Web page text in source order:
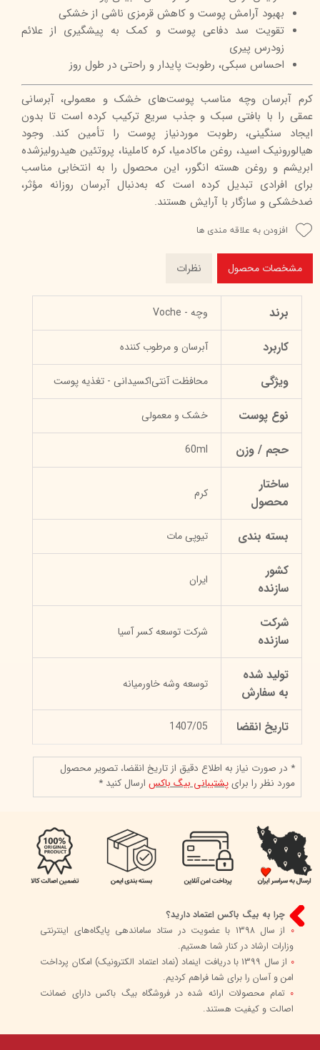
بهبود آرامش پوست و کاهش قرمزی ناشی از خشکی
تقویت سد دفاعی پوست و کمک به پیشگیری از علائم
زودرس پیری
احساس سبکی، رطوبت پایدار و راحتی در طول روز
کرم آبرسان وچه مناسب پوست‌های خشک و معمولی، آبرسانی
عمقی را با بافتی سبک و جذب سریع ترکیب کرده است تا بدون
ایجاد سنگینی، رطوبت موردنیاز پوست را تأمین کند. وجود
هیالورونیک اسید، روغن ماکادمیا، کره کاملینا، پروتئین هیدرولیز‌شده
ابریشم و روغن هسته انگور، این محصول را به انتخابی مناسب
برای افرادی تبدیل کرده است که به‌دنبال آبرسان روزانه مؤثر،
ضدخشکی و سازگار با آرایش هستند.
افزودن به علاقه مندی ها
مشخصات محصول نظرات
برند وچه - Voche
کاربرد آبرسان و مرطوب کننده
ویژگی محافظت آنتی‌اکسیدانی - تغذیه پوست
نوع پوست خشک و معمولی
حجم / وزن 60ml
ساختار
محصول
کرم
بسته بندی تیوپی مات
کشور
سازنده
ایران
شرکت
سازنده
شرکت توسعه کسر آسیا
تولید شده
به سفارش
توسعه وشه خاورمیانه
تاریخ انقضا 1407/05
* در صورت نیاز به اطلاع دقیق از تاریخ انقضا، تصویر محصول
مورد نظر را برایپشتیبانی بیگ باکسارسال کنید *
چرا به بیگ باکس اعتماد دارید؟
0
از سال 1398 با عضویت در ستاد ساماندهی پایگاه‌های اینترنتی
وزارات ارشاد در کنار شما هستیم.
0
از سال 1399 با دریافت اینماد (نماد اعتماد الکترونیک) امکان پرداخت
امن و آسان را برای شما فراهم کردیم.
0 تمام محصولات ارائه شده در فروشگاه بیگ باکس دارای ضمانت
اصالت و کیفیت هستند.